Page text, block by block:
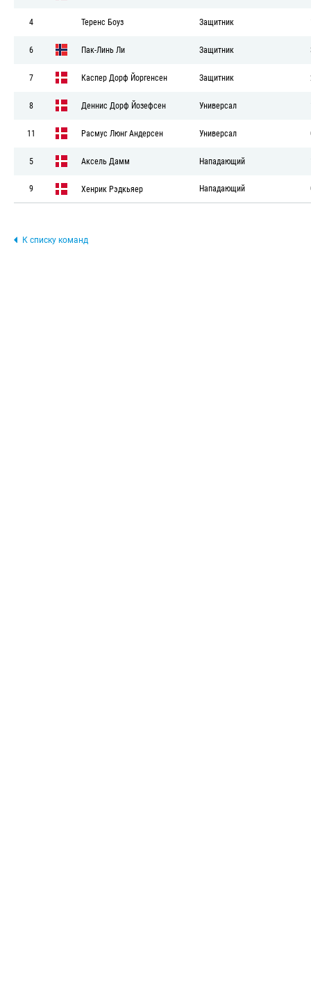
4 Теренс Боуз Защитник
6 Пак-Линь Ли Защитник
7 Каспер Дорф Йоргенсен Защитник
8 Деннис Дорф Йозефсен Универсал
11 Расмус Люнг Андерсен Универсал
5 Аксель Дамм Нападающий
9 Хенрик Рэдкьяер Нападающий
К списку команд